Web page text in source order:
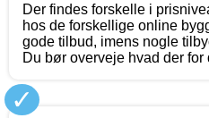
Der findes forskelle i
hos de forskellige online
gode tilbud, imens nogle
Du bør overveje hvad der for
✓